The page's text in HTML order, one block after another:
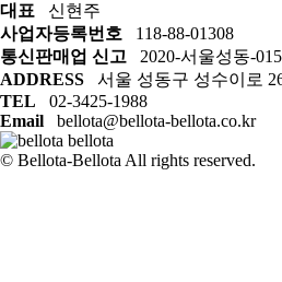
대표 신현주
사업자등록번호 118-88-01308
통신판매업 신고 2020-서울성동-
ADDRESS 서울 성동구 성수이로
TEL 02-3425-1988
Email bellota@bellota-bellota.co.kr
© Bellota-Bellota All rights reserved.